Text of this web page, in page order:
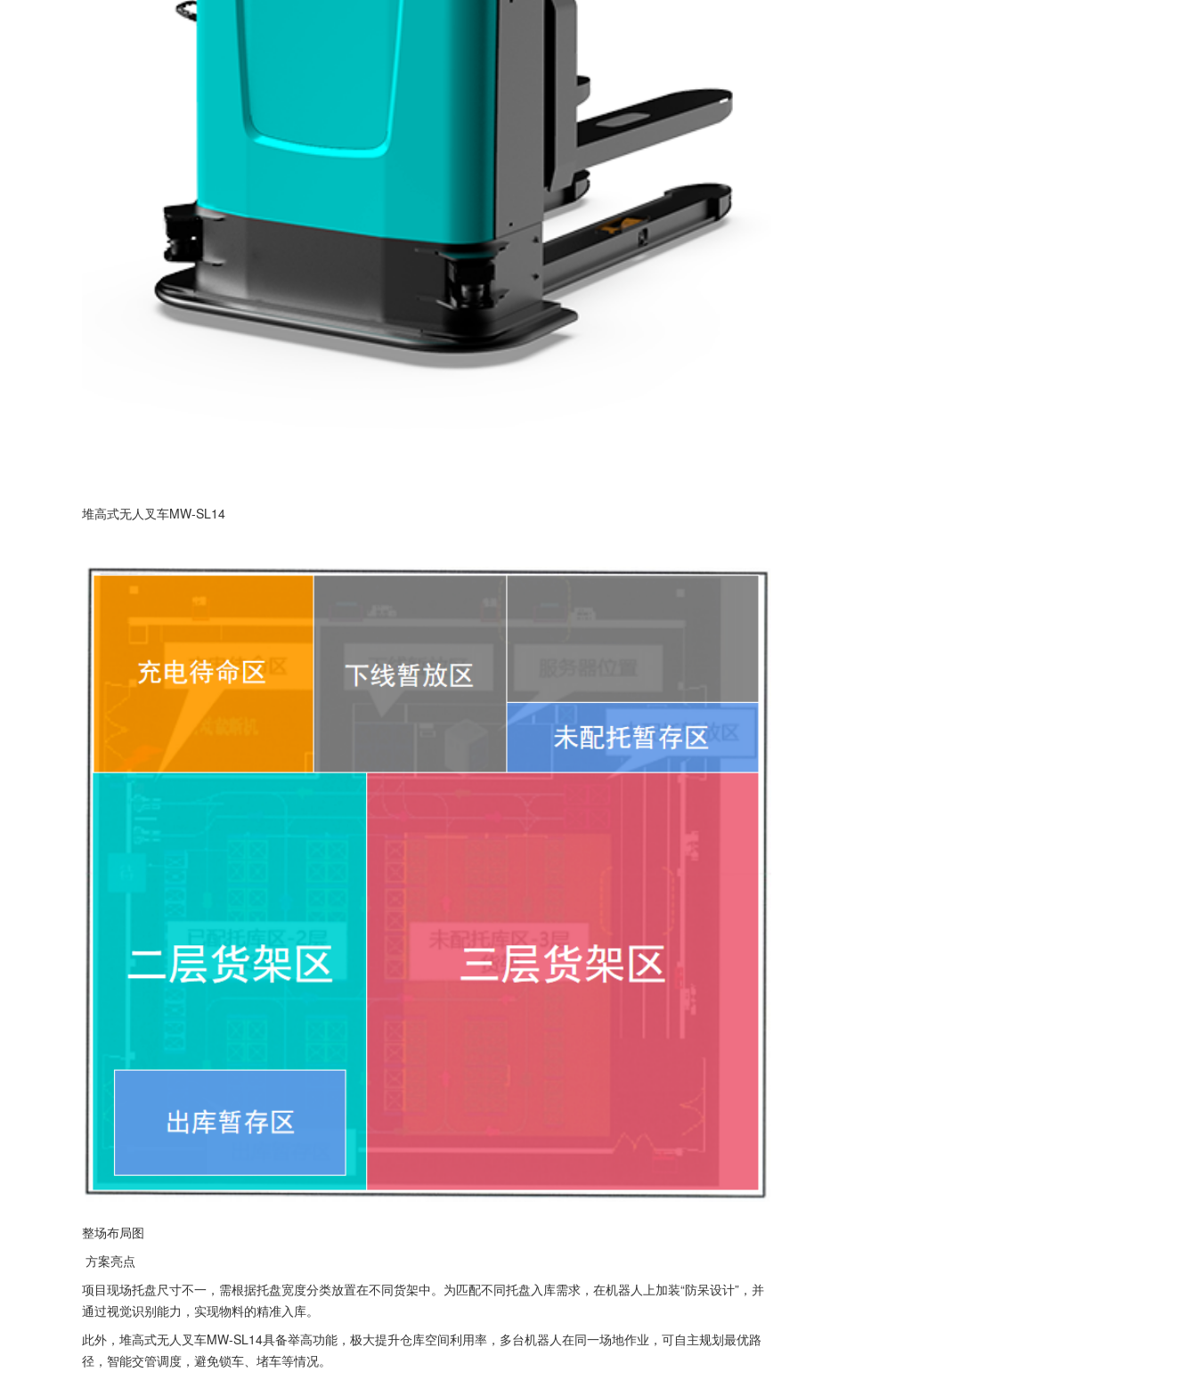
堆高式无人叉车MW-SL14
整场布局图
方案亮点
项目现场托盘尺寸不一，需根据托盘宽度分类放置在不同货架中。为匹配不同托盘入库需求，在机器人上加装“防呆设计”，并
通过视觉识别能力，实现物料的精准入库。
此外，堆高式无人叉车MW-SL14具备举高功能，极大提升仓库空间利用率，多台机器人在同一场地作业，可自主规划最优路
径，智能交管调度，避免锁车、堵车等情况。